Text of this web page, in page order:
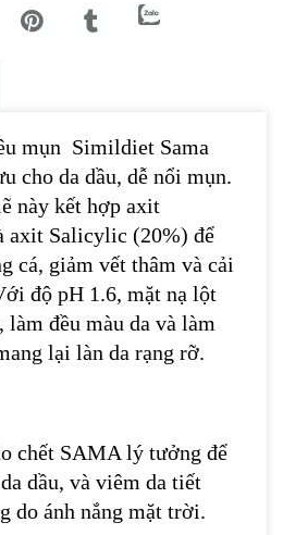
mụn Simildiet Sama
cho da dầu, dễ nổi mụn.
này kết hợp axit
axit Salicylic (20%) để
cá, giảm vết thâm và cải
độ pH 1.6, mặt nạ lột
làm đều màu da và làm
lại làn da rạng rỡ.
chết SAMA lý tưởng để
dầu, và viêm da tiết
do ánh nắng mặt trời.